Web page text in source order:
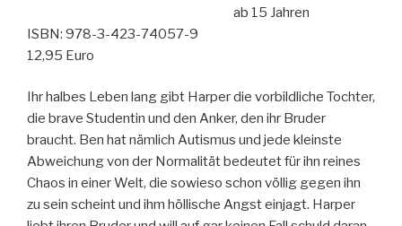
ab 15 Jahren
ISBN: 978-3-423-74057-9
12,95 Euro
Ihr halbes Leben lang gibt Harper die vorbildliche Tochter,
die brave Studentin und den Anker, den ihr Bruder
braucht. Ben hat nämlich Autismus und jede kleinste
Abweichung von der Normalität bedeutet für ihn reines
Chaos in einer Welt, die sowieso schon völlig gegen ihn
zu sein scheint und ihm höllische Angst einjagt. Harper